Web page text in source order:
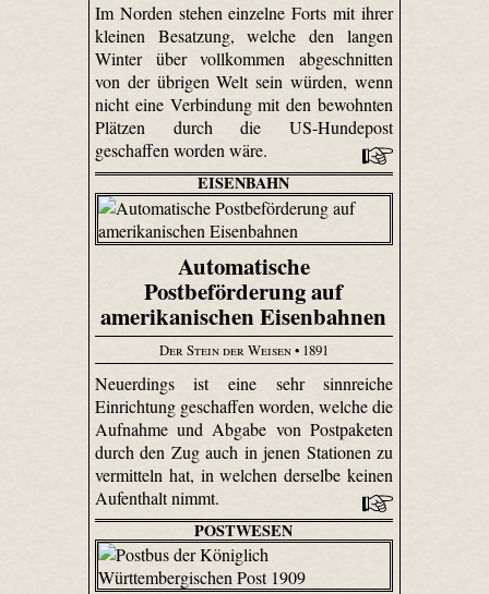
Im Norden stehen einzelne Forts mit ihrer
kleinen Besatzung, welche den langen
Winter über vollkommen abgeschnitten
von der übrigen Welt sein würden, wenn
nicht eine Verbindung mit den bewohnten
Plätzen durch die US-Hundepost
geschaffen worden wäre.
EISENBAHN
Automatische
Postbeförderung auf
amerikanischen Eisenbahnen
Der Stein der Weisen• 1891
Neuerdings ist eine sehr sinnreiche
Einrichtung geschaffen worden, welche die
Aufnahme und Abgabe von Postpaketen
durch den Zug auch in jenen Stationen zu
vermitteln hat, in welchen derselbe keinen
Aufenthalt nimmt.
POSTWESEN